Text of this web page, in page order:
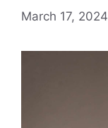
March 17, 2024